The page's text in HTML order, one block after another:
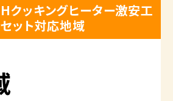
クッキングヒーター激安工
ット対応地域